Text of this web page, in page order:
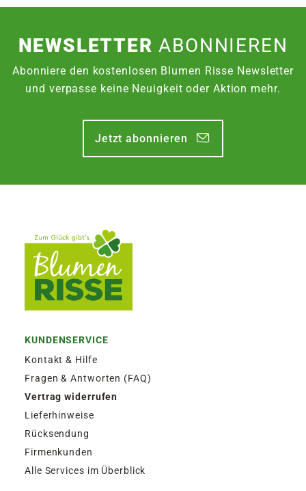
NEWSLETTERABONNIEREN
Abonniere den kostenlosen Blumen Risse Newsletter
und verpasse keine Neuigkeit oder Aktion mehr.
Jetzt abonnieren
KUNDENSERVICE
Kontakt & Hilfe
Fragen & Antworten (FAQ)
Vertrag widerrufen
Lieferhinweise
Rücksendung
Firmenkunden
Alle Services im Überblick